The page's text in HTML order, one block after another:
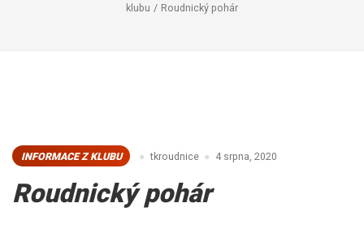
klubu
Roudnický pohár
INFORMACE Z KLUBU tkroudnice 4 srpna, 2020
Roudnický pohár